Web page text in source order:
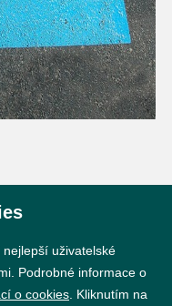
uživatelské
Podrobné informace o
o cookies . Kliknutím na